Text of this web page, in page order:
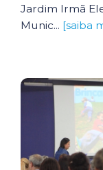
Jardim Irmã
Munic... [saiba